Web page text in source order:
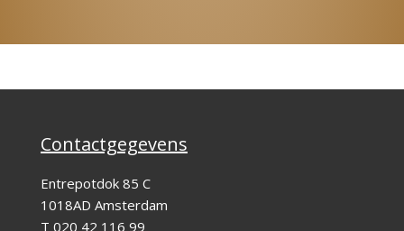
Contactgegevens
Entrepotdok 85 C
1018AD Amsterdam
T 020 42 116 99